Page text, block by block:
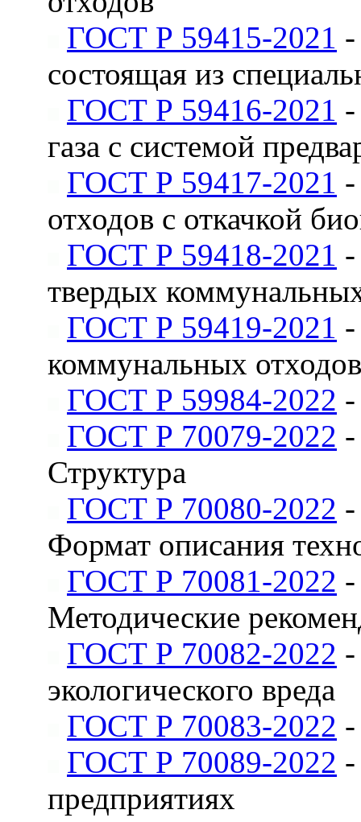
ГОСТ Р 59415-2021
состоящая из
ГОСТ Р 59416-2021
газа с системой
ГОСТ Р 59417-2021
отходов с откачкой
ГОСТ Р 59418-2021
твердых
ГОСТ Р 59419-2021
коммунальных
ГОСТ Р 59984-2022
ГОСТ Р 70079-2022
Структура
ГОСТ Р 70080-2022
Формат описания
ГОСТ Р 70081-2022
Методические
ГОСТ Р 70082-2022
экологического вреда
ГОСТ Р 70083-2022
ГОСТ Р 70089-2022
предприятиях